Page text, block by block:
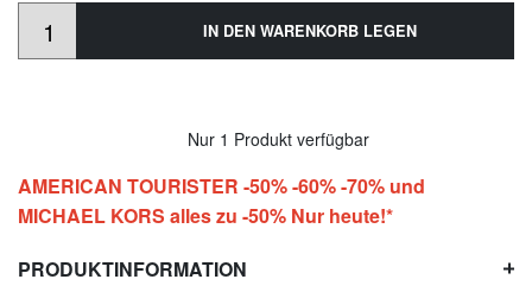
IN DEN WARENKORB LEGEN
Nur 1 Produkt verfügbar
AMERICAN TOURISTER -50% -60% -70% und
MICHAEL KORS alles zu -50% Nur heute!*
PRODUKTINFORMATION